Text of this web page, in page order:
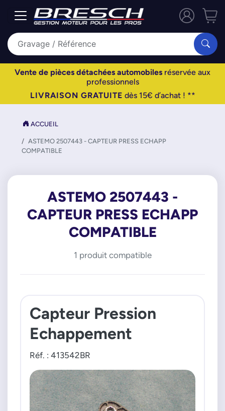
Vente de pièces détachées automobiles réservée aux
professionnels
LIVRAISON GRATUITE dès 15€ d’achat ! **
ACCUEIL
ASTEMO 2507443 - CAPTEUR PRESS ECHAPP
COMPATIBLE
ASTEMO 2507443 -
CAPTEUR PRESS ECHAPP
COMPATIBLE
1 produit compatible
Capteur Pression
Echappement
Réf. : 413542BR